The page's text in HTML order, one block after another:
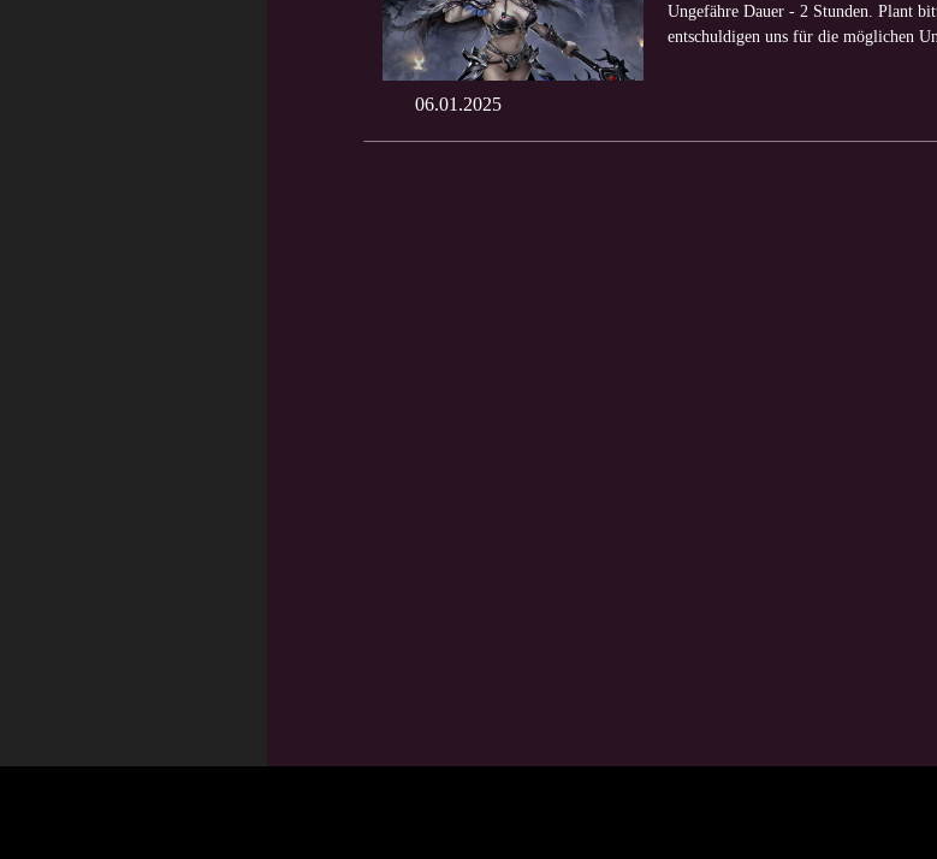
06.01.2025
Ungefähre Dauer - 2 Stunden. Plant
entschuldigen uns für die möglichen